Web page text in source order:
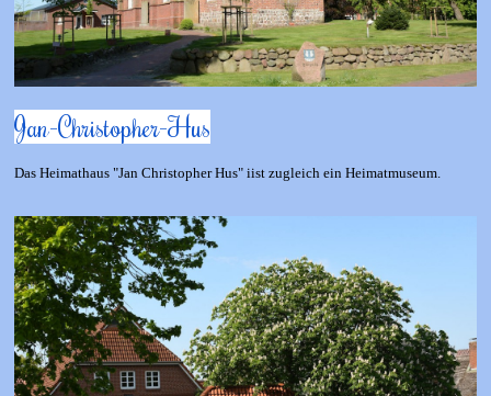
Jan-Christopher-Hus
Das Heimathaus "Jan Christopher Hus" iist zugleich ein Heimatmuseum.